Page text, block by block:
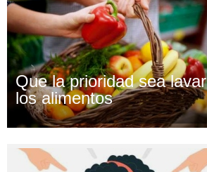
Que la prioridad sea lavar
los alimentos